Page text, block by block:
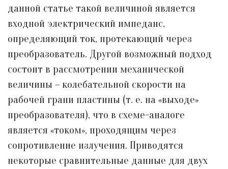
данной статье такой величиной является
входной электрический импеданс,
определяющий ток, протекающий через
преобразователь. Другой возможный подход
состоит в рассмотрении механической
величины – колебательной скорости на
рабочей грани пластины (т. е. на «выходе»
преобразователя), что в схеме-аналоге
является «током», проходящим через
сопротивление излучения. Приводятся
некоторые сравнительные данные для двух